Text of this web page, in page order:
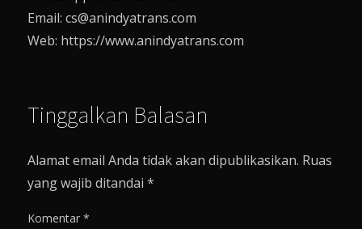
Email: cs@anindyatrans.com
Web: https://www.anindyatrans.com
Tinggalkan Balasan
Alamat email Anda tidak akan dipublikasikan. Ruas
yang wajib ditandai*
Komentar*